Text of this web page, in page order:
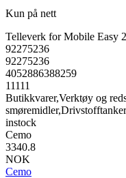
Kun på nett
Telleverk for Mobile Easy
92275236
92275236
4052886388259
11111
Butikkvarer,Verktøy og
smøremidler,Drivstofftanker
instock
Cemo
3340.8
NOK
Cemo